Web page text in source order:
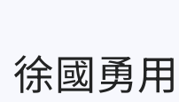
徐國勇